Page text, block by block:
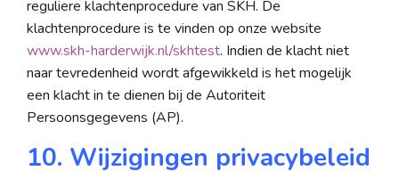
reguliere klachtenprocedure van SKH. De
klachtenprocedure is te vinden op onze website
www.skh-harderwijk.nl/skhtest. Indien de klacht niet
naar tevredenheid wordt afgewikkeld is het mogelijk
een klacht in te dienen bij de Autoriteit
Persoonsgegevens (AP).
10. Wijzigingen privacybeleid